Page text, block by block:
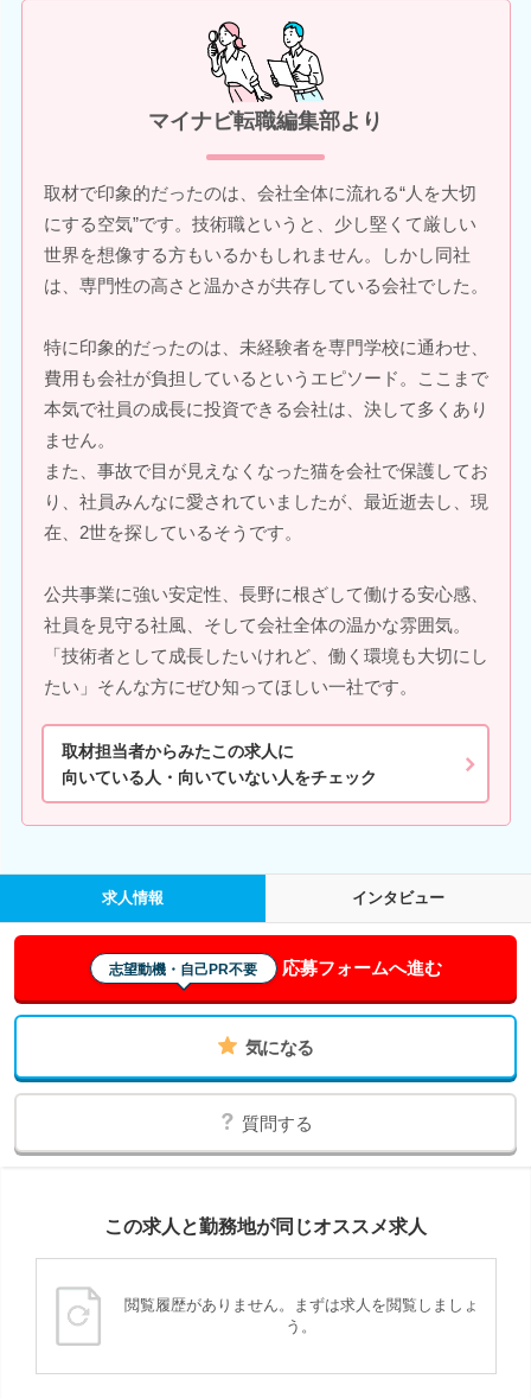
マイナビ転職編集部より
取材で印象的だったのは、会社全体に流れる“人を大切
にする空気”です。技術職というと、少し堅くて厳しい
世界を想像する方もいるかもしれません。しかし同社
は、専門性の高さと温かさが共存している会社でした。
特に印象的だったのは、未経験者を専門学校に通わせ、
費用も会社が負担しているというエピソード。ここまで
本気で社員の成長に投資できる会社は、決して多くあり
ません。
また、事故で目が見えなくなった猫を会社で保護してお
り、社員みんなに愛されていましたが、最近逝去し、現
在、2世を探しているそうです。
公共事業に強い安定性、長野に根ざして働ける安心感、
社員を見守る社風、そして会社全体の温かな雰囲気。
「技術者として成長したいけれど、働く環境も大切にし
たい」そんな方にぜひ知ってほしい一社です。
取材担当者からみたこの求人に
向いている人・向いていない人をチェック
求人情報 インタビュー
志望動機・自己PR不要 応募フォームへ進む
気になる
質問する
この求人と勤務地が同じオススメ求人
閲覧履歴がありません。まずは求人を閲覧しましょ
う。